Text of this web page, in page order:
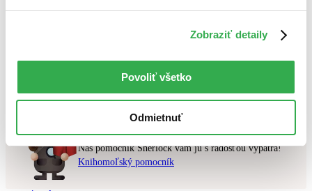
Zobraziť detaily
Povoliť všetko
Odmietnuť
v predpredaji
vyhovujúci zadaným podmienkam.
Chcete poradiť knihu?
Náš pomocník Sherlock vám ju s radosťou vypátra!
Knihomoľský pomocník